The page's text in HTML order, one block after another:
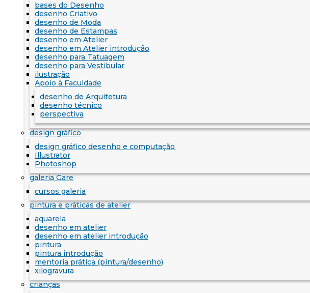
bases do Desenho
desenho Criativo
desenho de Moda
desenho de Estampas
desenho em Atelier
desenho em Atelier introdução
desenho para Tatuagem
desenho para Vestibular
ilustração
Apoio à Faculdade
desenho de Arquitetura
desenho técnico
perspectiva
design gráfico
design gráfico desenho e computação
Illustrator
Photoshop
galeria Gare
cursos galeria
pintura e práticas de atelier
aquarela
desenho em atelier
desenho em atelier introdução
pintura
pintura introdução
mentoria prática (pintura/desenho)
xilogravura
crianças